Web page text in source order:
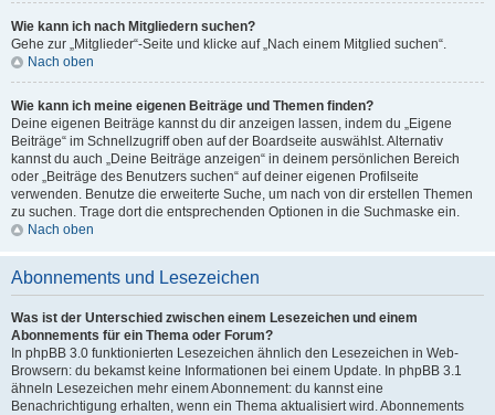
Wie kann ich nach Mitgliedern suchen?
Gehe zur „Mitglieder“-Seite und klicke auf „Nach einem Mitglied suchen“.
Nach oben
Wie kann ich meine eigenen Beiträge und Themen finden?
Deine eigenen Beiträge kannst du dir anzeigen lassen, indem du „Eigene
Beiträge“ im Schnellzugriff oben auf der Boardseite auswählst. Alternativ
kannst du auch „Deine Beiträge anzeigen“ in deinem persönlichen Bereich
oder „Beiträge des Benutzers suchen“ auf deiner eigenen Profilseite
verwenden. Benutze die erweiterte Suche, um nach von dir erstellen Themen
zu suchen. Trage dort die entsprechenden Optionen in die Suchmaske ein.
Nach oben
Abonnements und Lesezeichen
Was ist der Unterschied zwischen einem Lesezeichen und einem
Abonnements für ein Thema oder Forum?
In phpBB 3.0 funktionierten Lesezeichen ähnlich den Lesezeichen in Web-
Browsern: du bekamst keine Informationen bei einem Update. In phpBB 3.1
ähneln Lesezeichen mehr einem Abonnement: du kannst eine
Benachrichtigung erhalten, wenn ein Thema aktualisiert wird. Abonnements